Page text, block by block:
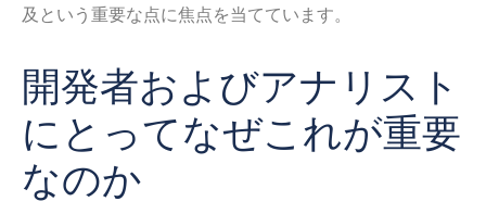
及という重要な点に焦点を当てています。
開発者およびアナリスト
にとってなぜこれが重要
なのか